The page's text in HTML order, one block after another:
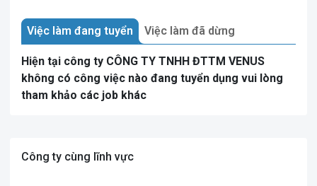
Việc làm đang tuyển Việc làm đã dừng
Hiện tại công ty CÔNG TY TNHH ĐTTM VENUS
không có công việc nào đang tuyển dụng vui lòng
tham khảo các job khác
Công ty cùng lĩnh vực